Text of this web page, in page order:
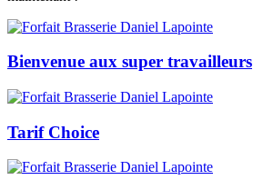
Bienvenue aux super travailleurs
Tarif Choice